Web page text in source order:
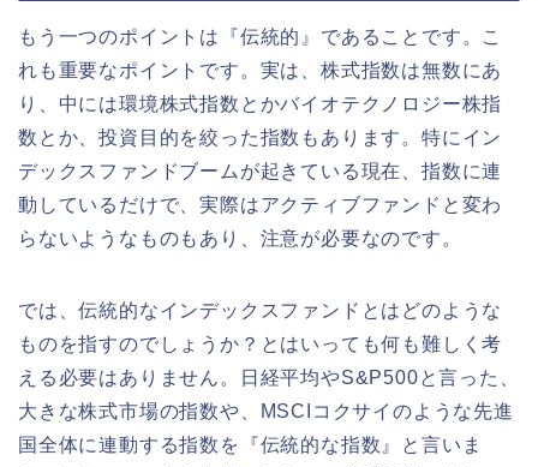
もう一つのポイントは『伝統的』であることです。こ
れも重要なポイントです。実は、株式指数は無数にあ
り、中には環境株式指数とかバイオテクノロジー株指
数とか、投資目的を絞った指数もあります。特にイン
デックスファンドブームが起きている現在、指数に連
動しているだけで、実際はアクティブファンドと変わ
らないようなものもあり、注意が必要なのです。
では、伝統的なインデックスファンドとはどのような
ものを指すのでしょうか？とはいっても何も難しく考
える必要はありません。日経平均やS&P500と言った、
大きな株式市場の指数や、MSCIコクサイのような先進
国全体に連動する指数を『伝統的な指数』と言いま